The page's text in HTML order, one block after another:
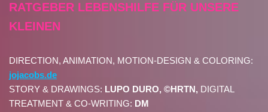
RATGEBER LEBENSHILFE FÜR UNSERE
KLEINEN
DIRECTION, ANIMATION, MOTION-DESIGN & COLORING:
jojacobs.de
STORY & DRAWINGS: LUPO DURO, ©HRTN, DIGITAL
TREATMENT & CO-WRITING: DM